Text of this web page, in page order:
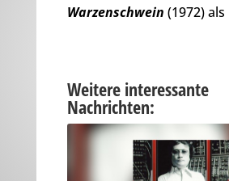
Warzenschwein (1972) als
Weitere interessante
Nachrichten: